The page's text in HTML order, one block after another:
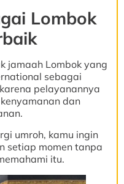
Lombok
jamaah Lombok yang
sebagai
karena pelayanannya
dan
umroh, kamu ingin
setiap momen tanpa
itu.